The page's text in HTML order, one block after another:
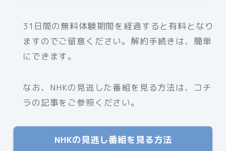
31日間の無料体験期間を経過すると有料となり
ますのでご留意ください。解約手続きは、簡単
にできます。
なお、NHKの見逃した番組を見る方法は、コチ
ラの記事をご参照ください。
NHKの見逃し番組を見る方法